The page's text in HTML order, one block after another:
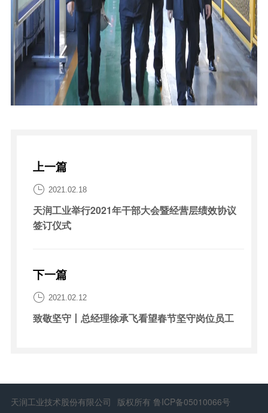
上一篇
 2021.02.18
天润工业举行2021年干部大会暨经营层绩效协议
签订仪式
下一篇
 2021.02.12
致敬坚守丨总经理徐承飞看望春节坚守岗位员工
天润工业技术股份有限公司 版权所有 鲁ICP备05010066号